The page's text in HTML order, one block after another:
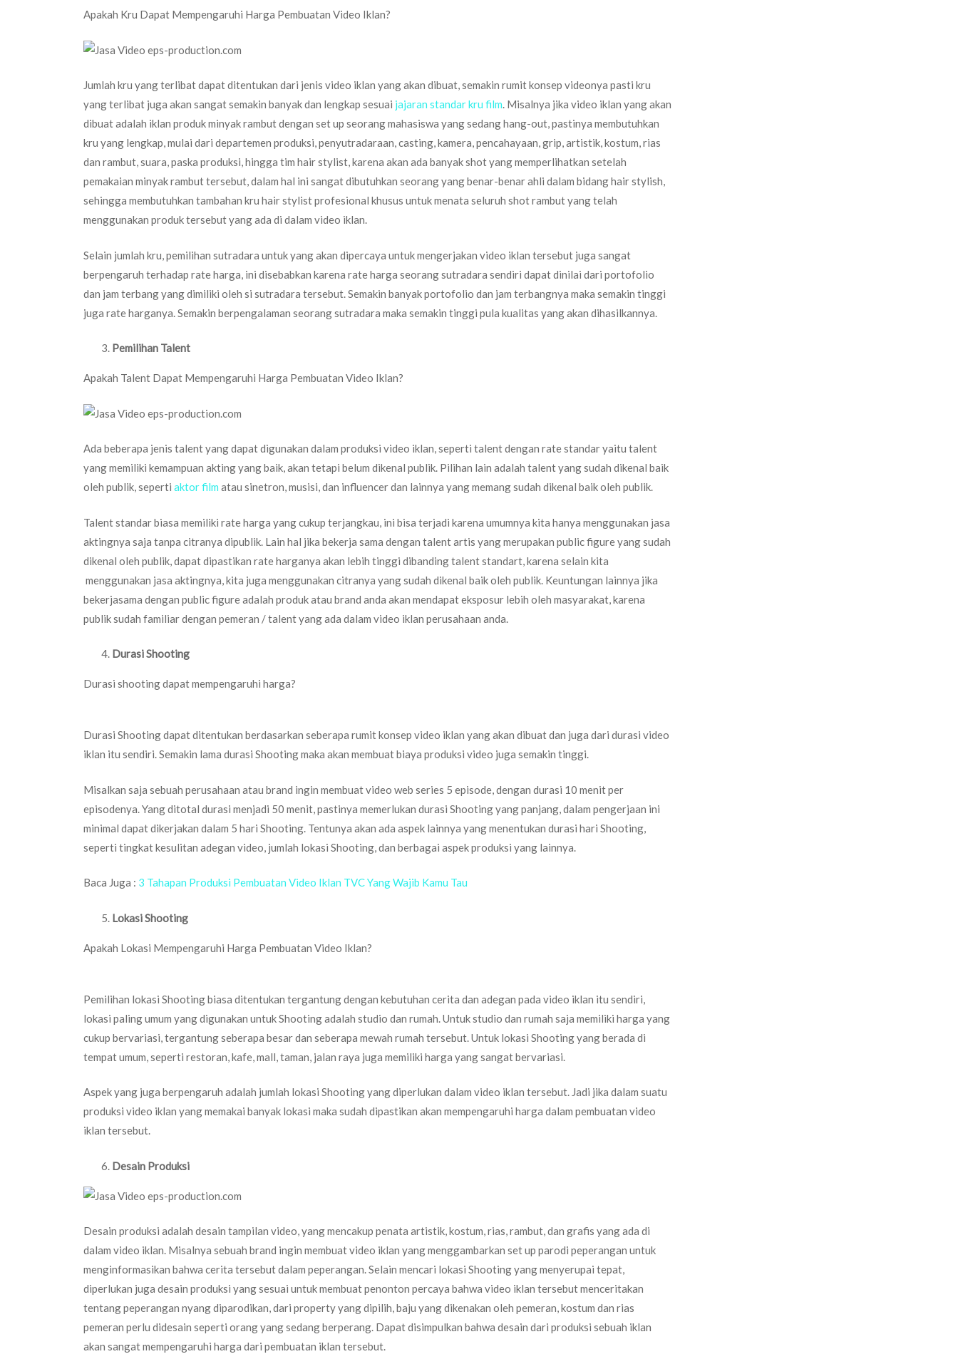
Apakah Kru Dapat Mempengaruhi Harga Pembuatan Video Iklan?
Jumlah kru yang terlibat dapat ditentukan dari jenis video iklan yang akan dibuat, semakin rumit konsep videonya pasti kru
yang terlibat juga akan sangat semakin banyak dan lengkap sesuai jajaran standar kru film. Misalnya jika video iklan yang akan
dibuat adalah iklan produk minyak rambut dengan set up seorang mahasiswa yang sedang hang-out, pastinya membutuhkan
kru yang lengkap, mulai dari departemen produksi, penyutradaraan, casting, kamera, pencahayaan, grip, artistik, kostum, rias
dan rambut, suara, paska produksi, hingga tim hair stylist, karena akan ada banyak shot yang memperlihatkan setelah
pemakaian minyak rambut tersebut, dalam hal ini sangat dibutuhkan seorang yang benar-benar ahli dalam bidang hair stylish,
sehingga membutuhkan tambahan kru hair stylist profesional khusus untuk menata seluruh shot rambut yang telah
menggunakan produk tersebut yang ada di dalam video iklan.
Selain jumlah kru, pemilihan sutradara untuk yang akan dipercaya untuk mengerjakan video iklan tersebut juga sangat
berpengaruh terhadap rate harga, ini disebabkan karena rate harga seorang sutradara sendiri dapat dinilai dari portofolio
dan jam terbang yang dimiliki oleh si sutradara tersebut. Semakin banyak portofolio dan jam terbangnya maka semakin tinggi
juga rate harganya. Semakin berpengalaman seorang sutradara maka semakin tinggi pula kualitas yang akan dihasilkannya.
Pemilihan Talent
Apakah Talent Dapat Mempengaruhi Harga Pembuatan Video Iklan?
Ada beberapa jenis talent yang dapat digunakan dalam produksi video iklan, seperti talent dengan rate standar yaitu talent
yang memiliki kemampuan akting yang baik, akan tetapi belum dikenal publik. Pilihan lain adalah talent yang sudah dikenal baik
oleh publik, seperti aktor film atau sinetron, musisi, dan influencer dan lainnya yang memang sudah dikenal baik oleh publik.
Talent standar biasa memiliki rate harga yang cukup terjangkau, ini bisa terjadi karena umumnya kita hanya menggunakan jasa
aktingnya saja tanpa citranya dipublik. Lain hal jika bekerja sama dengan talent artis yang merupakan public figure yang sudah
dikenal oleh publik, dapat dipastikan rate harganya akan lebih tinggi dibanding talent standart, karena selain kita
menggunakan jasa aktingnya, kita juga menggunakan citranya yang sudah dikenal baik oleh publik. Keuntungan lainnya jika
bekerjasama dengan public figure adalah produk atau brand anda akan mendapat eksposur lebih oleh masyarakat, karena
publik sudah familiar dengan pemeran / talent yang ada dalam video iklan perusahaan anda.
Durasi Shooting
Durasi shooting dapat mempengaruhi harga?
Durasi Shooting dapat ditentukan berdasarkan seberapa rumit konsep video iklan yang akan dibuat dan juga dari durasi video
iklan itu sendiri. Semakin lama durasi Shooting maka akan membuat biaya produksi video juga semakin tinggi.
Misalkan saja sebuah perusahaan atau brand ingin membuat video web series 5 episode, dengan durasi 10 menit per
episodenya. Yang ditotal durasi menjadi 50 menit, pastinya memerlukan durasi Shooting yang panjang, dalam pengerjaan ini
minimal dapat dikerjakan dalam 5 hari Shooting. Tentunya akan ada aspek lainnya yang menentukan durasi hari Shooting,
seperti tingkat kesulitan adegan video, jumlah lokasi Shooting, dan berbagai aspek produksi yang lainnya.
Baca Juga : 3 Tahapan Produksi Pembuatan Video Iklan TVC Yang Wajib Kamu Tau
Lokasi Shooting
Apakah Lokasi Mempengaruhi Harga Pembuatan Video Iklan?
Pemilihan lokasi Shooting biasa ditentukan tergantung dengan kebutuhan cerita dan adegan pada video iklan itu sendiri,
lokasi paling umum yang digunakan untuk Shooting adalah studio dan rumah. Untuk studio dan rumah saja memiliki harga yang
cukup bervariasi, tergantung seberapa besar dan seberapa mewah rumah tersebut. Untuk lokasi Shooting yang berada di
tempat umum, seperti restoran, kafe, mall, taman, jalan raya juga memiliki harga yang sangat bervariasi.
Aspek yang juga berpengaruh adalah jumlah lokasi Shooting yang diperlukan dalam video iklan tersebut. Jadi jika dalam suatu
produksi video iklan yang memakai banyak lokasi maka sudah dipastikan akan mempengaruhi harga dalam pembuatan video
iklan tersebut.
Desain Produksi
Desain produksi adalah desain tampilan video, yang mencakup penata artistik, kostum, rias, rambut, dan grafis yang ada di
dalam video iklan. Misalnya sebuah brand ingin membuat video iklan yang menggambarkan set up parodi peperangan untuk
menginformasikan bahwa cerita tersebut dalam peperangan. Selain mencari lokasi Shooting yang menyerupai tepat,
diperlukan juga desain produksi yang sesuai untuk membuat penonton percaya bahwa video iklan tersebut menceritakan
tentang peperangan nyang diparodikan, dari property yang dipilih, baju yang dikenakan oleh pemeran, kostum dan rias
pemeran perlu didesain seperti orang yang sedang berperang. Dapat disimpulkan bahwa desain dari produksi sebuah iklan
akan sangat mempengaruhi harga dari pembuatan iklan tersebut.